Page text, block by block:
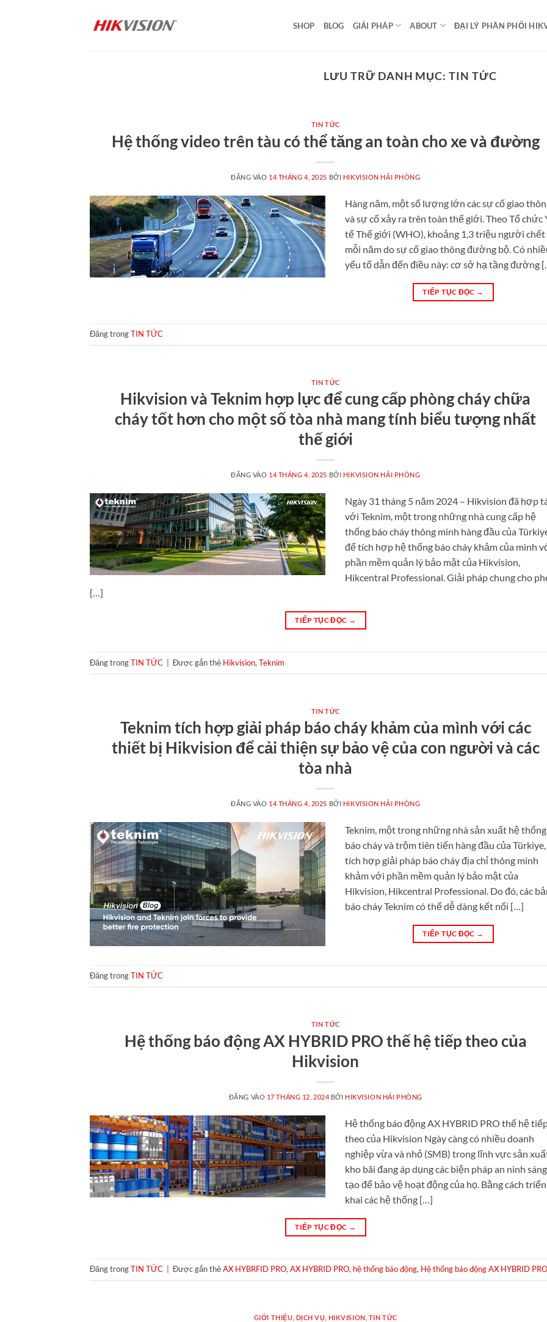
SHOP BLOG GIẢI PHÁP ABOUT ĐẠI LÝ PHÂN PHỐI
LƯU TRỮ DANH MỤC:TIN TỨC
TIN TỨC
Hệ thống video trên tàu có thể tăng an toàn cho xe và đường
ĐĂNG VÀO 14 THÁNG 4, 2025 BỞI HIKVISION HẢI PHÒNG
Hàng năm, một số lượng lớn các sự cố giao
và sự cố xảy ra trên toàn thế giới. Theo Tổ chức
tế Thế giới (WHO), khoảng 1,3 triệu người chết
mỗi năm do sự cố giao thông đường bộ. Có
yếu tố dẫn đến điều này: cơ sở hạ tầng đường
TIẾP TỤC ĐỌC →
Đăng trongTIN TỨC
TIN TỨC
Hikvision và Teknim hợp lực để cung cấp phòng cháy chữa
cháy tốt hơn cho một số tòa nhà mang tính biểu tượng nhất
thế giới
ĐĂNG VÀO 14 THÁNG 4, 2025 BỞI HIKVISION HẢI PHÒNG
Ngày 31 tháng 5 năm 2024 – Hikvision đã hợp
với Teknim, một trong những nhà cung cấp hệ
thống báo cháy thông minh hàng đầu của
để tích hợp hệ thống báo cháy khảm của mình
phần mềm quản lý bảo mật của Hikvision,
Hikcentral Professional. Giải pháp chung cho
[…]
TIẾP TỤC ĐỌC →
Đăng trongTIN TỨC Được gắn thẻ Hikvision, Teknim
TIN TỨC
Teknim tích hợp giải pháp báo cháy khảm của mình với các
thiết bị Hikvision để cải thiện sự bảo vệ của con người và các
tòa nhà
ĐĂNG VÀO 14 THÁNG 4, 2025 BỞI HIKVISION HẢI PHÒNG
Teknim, một trong những nhà sản xuất hệ thống
báo cháy và trộm tiên tiến hàng đầu của
tích hợp giải pháp báo cháy địa chỉ thông minh
khảm với phần mềm quản lý bảo mật của
Hikvision, Hikcentral Professional. Do đó, các
báo cháy Teknim có thể dễ dàng kết nối […]
TIẾP TỤC ĐỌC →
Đăng trongTIN TỨC
TIN TỨC
Hệ thống báo động AX HYBRID PRO thế hệ tiếp theo của
Hikvision
ĐĂNG VÀO 17 THÁNG 12, 2024 BỞI HIKVISION HẢI PHÒNG
Hệ thống báo động AX HYBRID PRO thế hệ
theo của Hikvision Ngày càng có nhiều doanh
nghiệp vừa và nhỏ (SMB) trong lĩnh vực sản
kho bãi đang áp dụng các biện pháp an ninh sáng
tạo để bảo vệ hoạt động của họ. Bằng cách triển
khai các hệ thống […]
TIẾP TỤC ĐỌC →
Đăng trongTIN TỨC Được gắn thẻAX HYBRFID PRO, AX HYBRID PRO, hệ thống báo động, Hệ thống báo động AX HYBRID PRO
GIỚI THIỆU DỊCH VỤ HIKVISION TIN TỨC